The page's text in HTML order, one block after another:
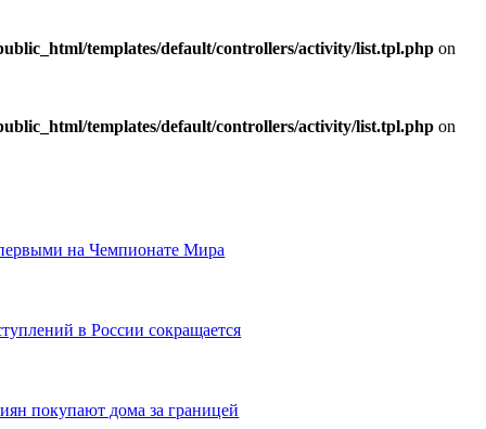
templates/default/controllers/activity/list.tpl.php on
templates/default/controllers/activity/list.tpl.php on
на Чемпионате Мира
в России сокращается
покупают дома за границей